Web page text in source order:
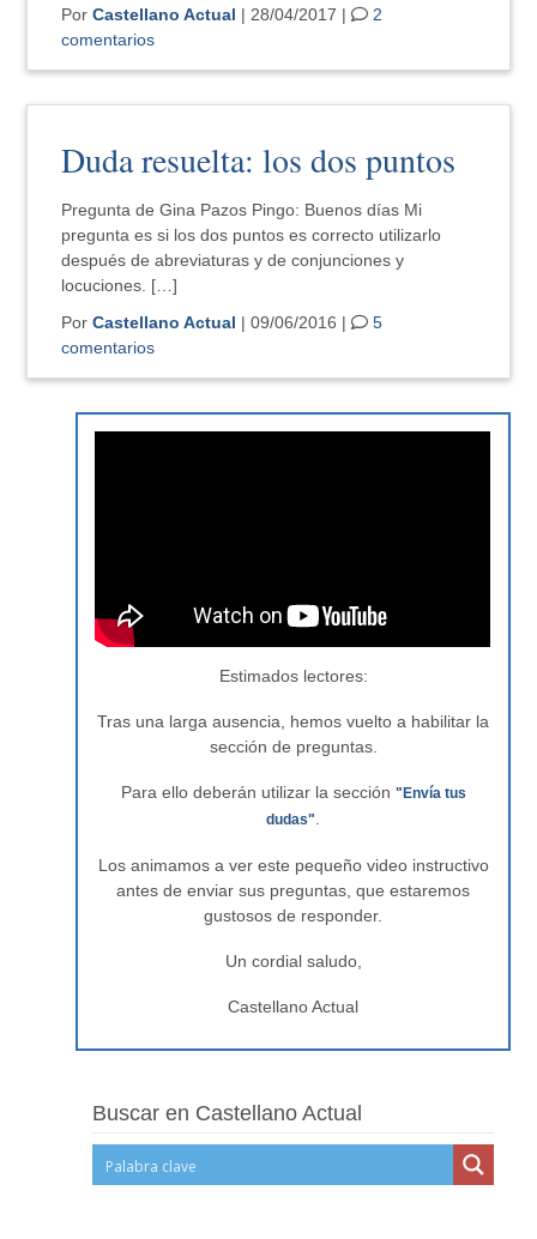
PorCastellano Actual | 28/04/2017 |
2
comentarios
Duda resuelta: los dos puntos
Pregunta de Gina Pazos Pingo: Buenos días Mi
pregunta es si los dos puntos es correcto utilizarlo
después de abreviaturas y de conjunciones y
locuciones. […]
PorCastellano Actual | 09/06/2016 |
5
comentarios
Estimados lectores:
Tras una larga ausencia, hemos vuelto a habilitar la
sección de preguntas.
Para ello deberán utilizar la sección "Envía tus
dudas"
Los animamos a ver este pequeño video instructivo
antes de enviar sus preguntas, que estaremos
gustosos de responder.
Un cordial saludo,
Castellano Actual
Buscar en Castellano Actual